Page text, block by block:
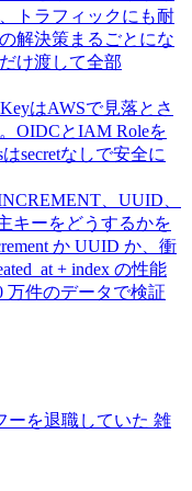
トラフィックにも耐
解決策まるごとにな
け渡して全部
KeyはAWSで見落とさ
OIDCとIAM Roleを
secretなしで安全に
、UUID、
キーをどうするかを
か UUID か、衝
+ index の性能
万件のデータで検証
ーを退職していた 雑